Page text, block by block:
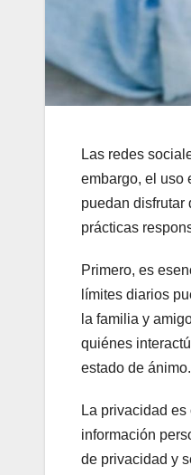
Las redes
embargo, el uso
puedan disfrutar
prácticas
Primero, es
límites diarios
la familia y
quiénes
estado de ánimo.
La privacidad
información
de privacidad y